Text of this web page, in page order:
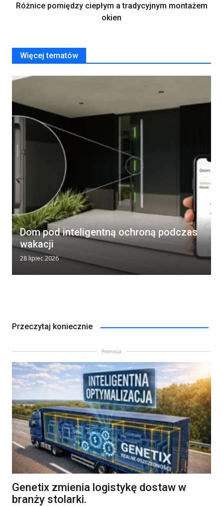
Różnice pomiędzy ciepłym a tradycyjnym montażem
okien
Więcej tematów
Dom pod inteligentną ochroną podczas
wakacji
28 lipiec 2026
Przeczytaj koniecznie
Promocja
Genetix zmienia logistykę dostaw w
branży stolarki.